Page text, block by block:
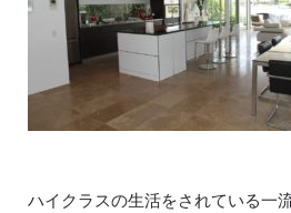
ハイクラスの生活をされている一